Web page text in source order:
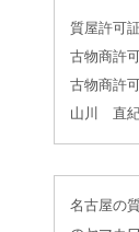
質屋許可
古物商許
古物商許
山川 直
名古屋の